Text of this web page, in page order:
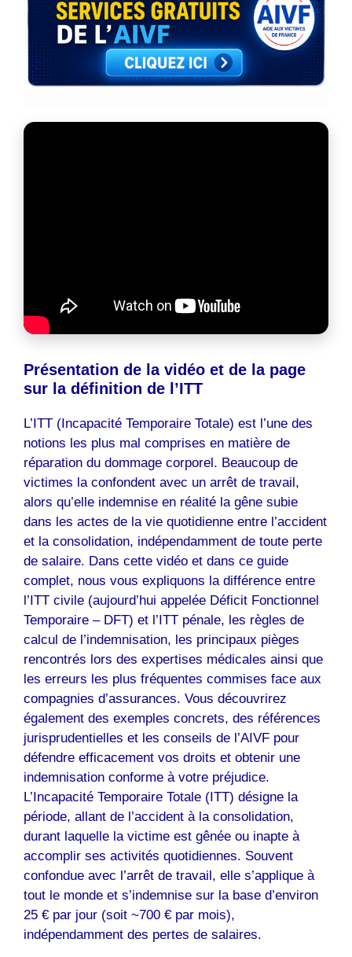
Présentation de la vidéo et de la page
sur la définition de l’ITT
L’ITT (Incapacité Temporaire Totale) est l’une des
notions les plus mal comprises en matière de
réparation du dommage corporel. Beaucoup de
victimes la confondent avec un arrêt de travail,
alors qu’elle indemnise en réalité la gêne subie
dans les actes de la vie quotidienne entre l’accident
et la consolidation, indépendamment de toute perte
de salaire. Dans cette vidéo et dans ce guide
complet, nous vous expliquons la différence entre
l’ITT civile (aujourd’hui appelée Déficit Fonctionnel
Temporaire – DFT) et l’ITT pénale, les règles de
calcul de l’indemnisation, les principaux pièges
rencontrés lors des expertises médicales ainsi que
les erreurs les plus fréquentes commises face aux
compagnies d’assurances. Vous découvrirez
également des exemples concrets, des références
jurisprudentielles et les conseils de l’AIVF pour
défendre efficacement vos droits et obtenir une
indemnisation conforme à votre préjudice.
L’Incapacité Temporaire Totale (ITT) désigne la
période, allant de l’accident à la consolidation,
durant laquelle la victime est gênée ou inapte à
accomplir ses activités quotidiennes. Souvent
confondue avec l’arrêt de travail, elle s’applique à
tout le monde et s’indemnise sur la base d’environ
25 € par jour (soit ~700 € par mois),
indépendamment des pertes de salaires.